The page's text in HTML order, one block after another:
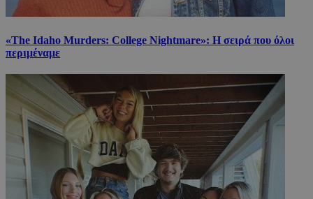
«The Idaho Murders: College Nightmare»: Η σειρά που όλοι
περιμέναμε